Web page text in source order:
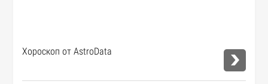
Хороскоп от AstroData